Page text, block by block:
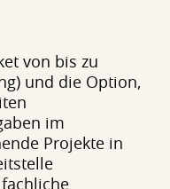
von bis zu
und die Option,
im
Projekte in